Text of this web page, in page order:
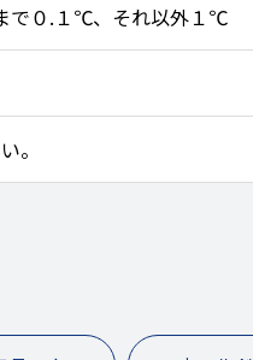
で０.１℃、それ以外１℃
。